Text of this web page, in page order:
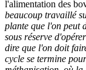
l'alimentation des
beaucoup travaillé
plante que l'on peut
sous réserve
dire que l'on doit
cycle se termine